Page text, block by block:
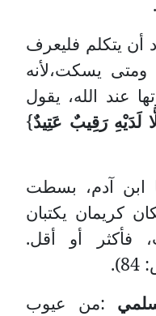
أن يتكلم فليعرف
ومتى يسكت،لأنه
عند الله، يقول
لَدَيْهِ رَقِيبٌ عَتِيدٌ}
ابن آدم، بسطت
كريمان يكتبان
فأكثر أو أقل.
:من عيوب